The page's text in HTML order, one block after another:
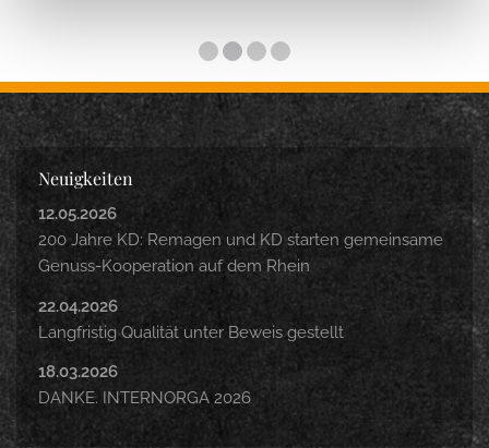
Neuigkeiten
12.05.2026
200 Jahre KD: Remagen und KD starten gemeinsame
Genuss-Kooperation auf dem Rhein
22.04.2026
Langfristig Qualität unter Beweis gestellt
18.03.2026
DANKE. INTERNORGA 2026